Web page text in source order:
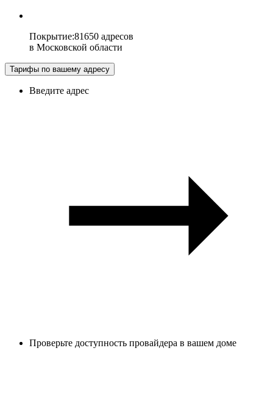
Покрытие:81650 адресов
в Московской области
Тарифы по вашему адресу
Введите адрес
Проверьте доступность провайдера в вашем доме